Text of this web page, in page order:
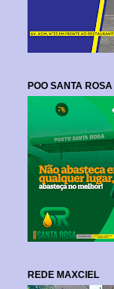
POO SANTA ROSA
REDE MAXCIEL